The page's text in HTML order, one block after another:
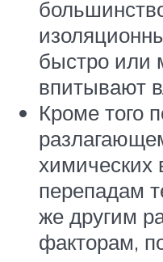
быстро или
впитывают
Кроме того
химических
перепадам
же другим
факторам,